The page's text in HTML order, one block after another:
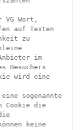
VG Wort,
auf Texten
zu
im
Besuchers
wird eine
sogenannte
Cookie die
keine